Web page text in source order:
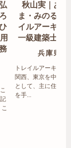
秋山実｜あき
ま・みのる｜
イルアーキテ
一級建築士事
兵庫県
トレイルアーキテク
関西、東京を中心エ
として、主に住宅の
を手...